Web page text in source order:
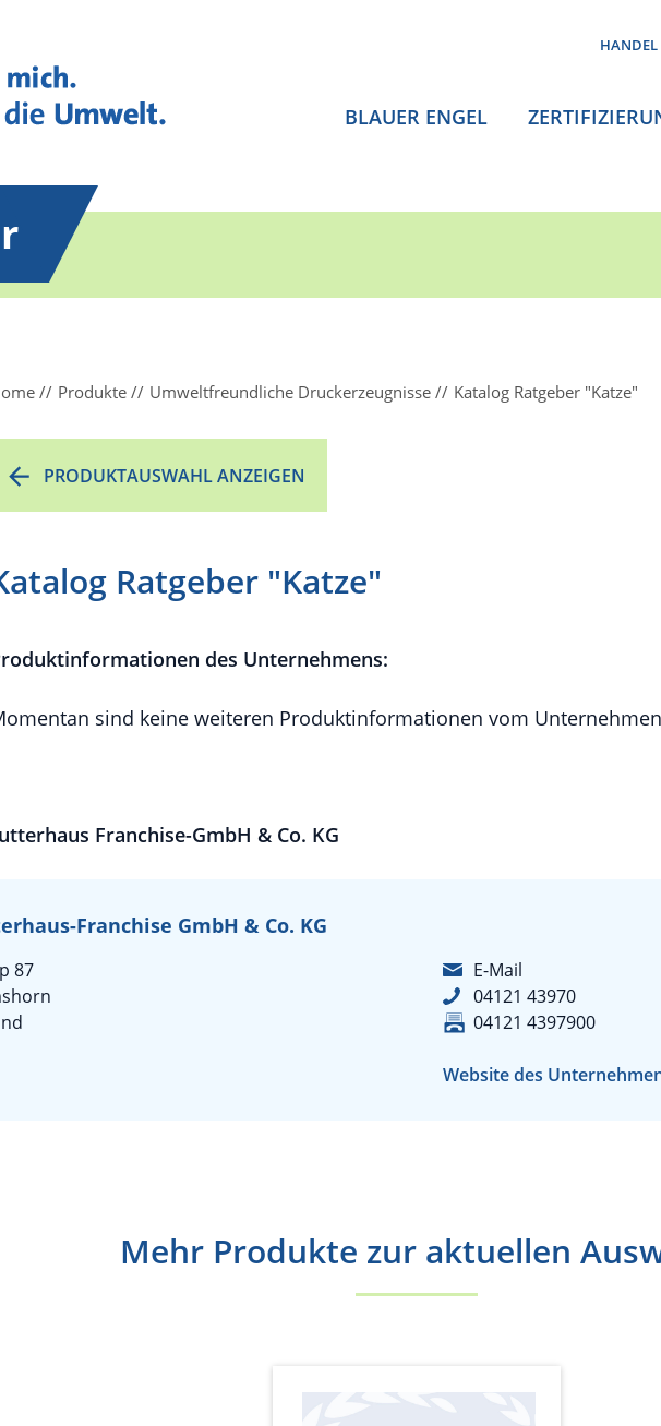
HANDEL
BLAUER ENGEL
Produkte Umweltfreundliche Druckerzeugnisse Katalog Ratgeber "Katze"
PRODUKTAUSWAHL ANZEIGEN
Ratgeber "Katze"
des Unternehmens:
sind keine weiteren Produktinformationen vom
Franchise-GmbH & Co. KG
Franchise GmbH & Co. KG
87
E-Mail
04121 43970
04121 4397900
Website des
Mehr Produkte zur aktuellen